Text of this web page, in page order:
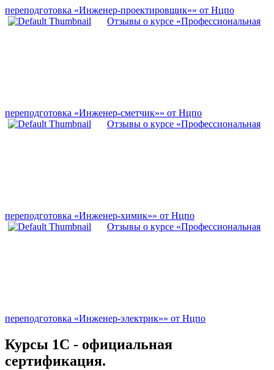
переподготовка «Инженер-проектировщик»» от Нцпо
Отзывы о курсе «Профессиональная
переподготовка «Инженер-сметчик»» от Нцпо
Отзывы о курсе «Профессиональная
переподготовка «Инженер-химик»» от Нцпо
Отзывы о курсе «Профессиональная
переподготовка «Инженер-электрик»» от Нцпо
Курсы 1С - официальная
сертификация.